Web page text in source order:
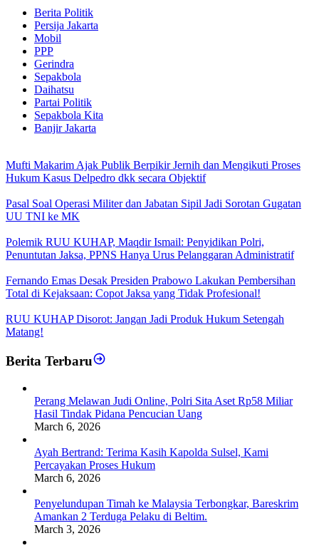
Berita Politik
Persija Jakarta
Mobil
PPP
Gerindra
Sepakbola
Daihatsu
Partai Politik
Sepakbola Kita
Banjir Jakarta
Mufti Makarim Ajak Publik Berpikir Jernih dan Mengikuti Proses
Hukum Kasus Delpedro dkk secara Objektif
Pasal Soal Operasi Militer dan Jabatan Sipil Jadi Sorotan Gugatan
UU TNI ke MK
Polemik RUU KUHAP, Maqdir Ismail: Penyidikan Polri,
Penuntutan Jaksa, PPNS Hanya Urus Pelanggaran Administratif
Fernando Emas Desak Presiden Prabowo Lakukan Pembersihan
Total di Kejaksaan: Copot Jaksa yang Tidak Profesional!
RUU KUHAP Disorot: Jangan Jadi Produk Hukum Setengah
Matang!
Berita Terbaru
Perang Melawan Judi Online, Polri Sita Aset Rp58 Miliar
Hasil Tindak Pidana Pencucian Uang
March 6, 2026
Ayah Bertrand: Terima Kasih Kapolda Sulsel, Kami
Percayakan Proses Hukum
March 6, 2026
Penyelundupan Timah ke Malaysia Terbongkar, Bareskrim
Amankan 2 Terduga Pelaku di Beltim.
March 3, 2026